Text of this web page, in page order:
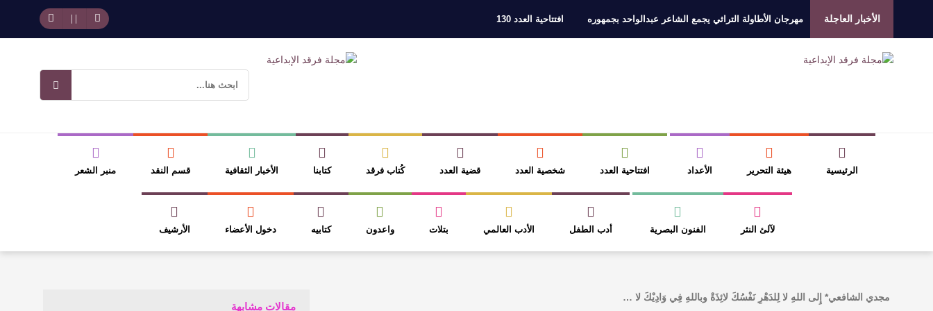
الأخبار العاجلة مهرجان الأطاولة التراثي يجمع الشاعر عبدالواحد بجمهوره افتتاحية العدد 130
القيمة الأدبية بين استحقاق النص وسلطة الجائزة
عتبات التأويل وقراءة التشكيل الصوفي والفلسفي في “مملكة الله” للدكتور محمد بدوي عنترة بن شداد… الشاعر الفارس
الرئيسية هيئة التحرير الأعداد افتتاحية العدد شخصية العدد قضية العدد كُتاب فرقد كتابنا الأخبار الثقافية قسم النقد منبر الشعر
لآلئ النثر الفنون البصرية أدب الطفل الأدب العالمي بتلات واعدون كتابيه دخول الأعضاء الأرشيف
مقالات مشابهة
مجدي الشافعي* إِلى اللهِ لا لِلدَهْرِ نَفْسُكَ لائِذَةْ وباللهِ فِي وَادِيْكَ لا …